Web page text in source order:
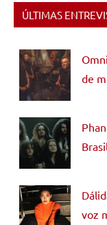
ÚLTIMAS
de
voz